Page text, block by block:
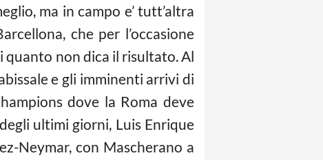
ma in campo e’ tutt’altra
che per l’occasione
quanto non dica il risultato. Al
e gli imminenti arrivi di
dove la Roma deve
ultimi giorni, Luis Enrique
Neymar, con Mascherano a